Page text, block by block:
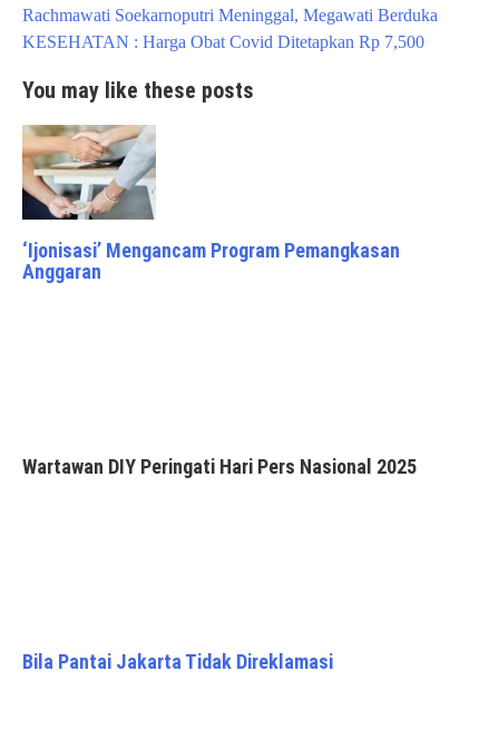
Post
navigation
Rachmawati Soekarnoputri Meninggal, Megawati Berduka
KESEHATAN : Harga Obat Covid Ditetapkan Rp 7,500
You may like these posts
‘Ijonisasi’ Mengancam Program Pemangkasan
Anggaran
Wartawan DIY Peringati Hari Pers Nasional 2025
Bila Pantai Jakarta Tidak Direklamasi